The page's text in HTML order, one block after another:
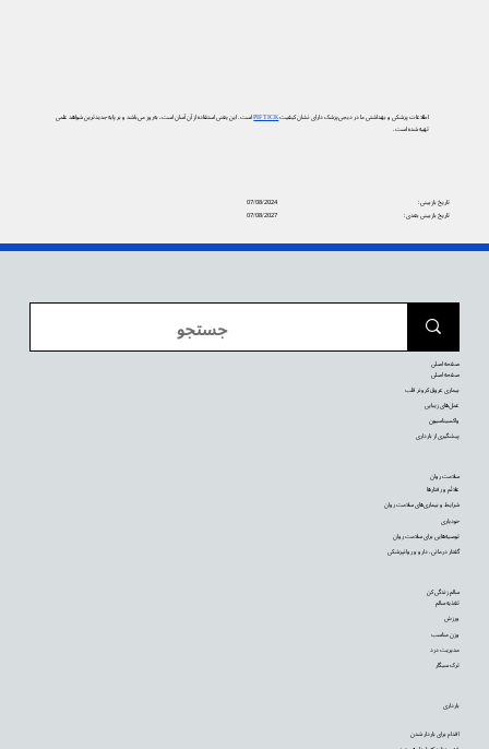
اطلاعات پزشکی و بهداشتی ما در دیجی‌پزشک دارای نشان کیفیتPIF TICKاست. این یعنی استفاده از آن آسان است، به‌روز می‌باشد و بر پایه جدیدترین شواهد علمی
تهیه شده است.
07/08/2024
تاریخ بازبینی:
07/08/2027
تاریخ بازبینی بعدی:
بارداری
اقدام برای باردار شدن
سالم زندگی کن
تغذیه سالم
ورزش
وزن مناسب
مدیریت درد
ترک سیگار
سلامت روان
علائم و رفتارها
شرایط و بیماری‌های سلامت روان
خودیاری
توصیه‌‌هایی برای سلامت روان
گفتار درمانی، دارو و روانپزشکی
صفحه اصلی
صفحه اصلی
بیماری عروق کرونر قلب
عمل‌های زیبایی
واکسیناسیون
پیشگیری از بارداری